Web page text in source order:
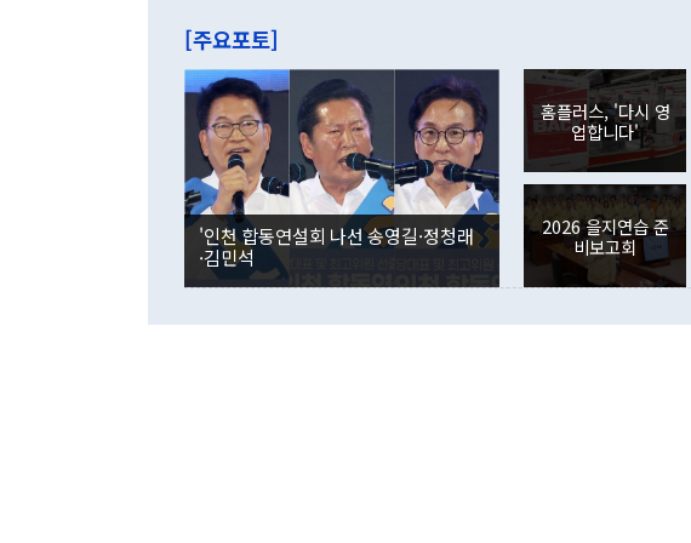
이 9월 러시아 블라디보스토크
며 "정부 차원에서 (참석을) 검
은 "그것은 외교부의 몫"이라
잘랐다. 정 장관이 이날 소개한
않았다는 점에서 문제가 있다.
사합의 복원, 4자회담 추진 등
권이라는 지적이 나오고 있다.
뒤 "여기 업무보고에 발표했다
부의 한 소식통은 "정 장관의
를 거쳐 결정된 사안이 아닌
련 부처 장관이 정부의 공식 정
하고 대통령의 면전에서 '국군
였던 올해 3월(369억9000만
인의 해외투자가 80억1000만
각각 증가했다. 증권투자에서
국인의 국내 주식 투자는 차익
감소하며 전월(-310억5000만
경신했다. 외국인의 국내 채권
분기 말 만기도래 영향으로 증
다. 내국인의 해외 증권투자는
다. eoyn2@newspim.com
[주요포토]
'인천 합동연설회 나선 송영길·정청래
·김민석
홈플러스, '다시 영
업합니다'
2026 을지연습 준
비보고회